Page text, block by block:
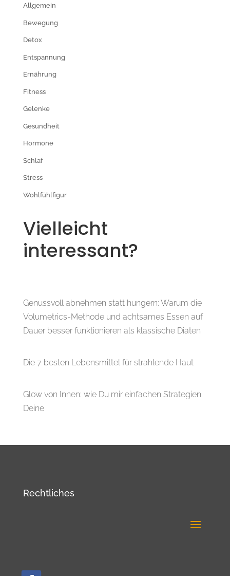
Allgemein
Bewegung
Detox
Entspannung
Ernährung
Fitness
Gelenke
Gesundheit
Hormone
Schlaf
Stress
Wohlfühlfigur
Vielleicht
interessant?
Genussvoll abnehmen statt hungern: Warum die
Volumetrics-Methode und achtsames Essen auf
Dauer besser funktionieren als klassische Diäten
Die 7 besten Lebensmittel für strahlende Haut
Glow von Innen: wie Du mir einfachen Strategien
Deine
Rechtliches